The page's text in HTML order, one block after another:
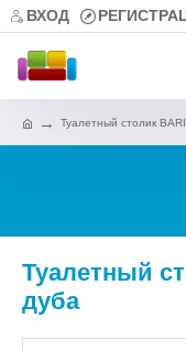
ВХОД
Туалетный столик
Туалетный
дуба